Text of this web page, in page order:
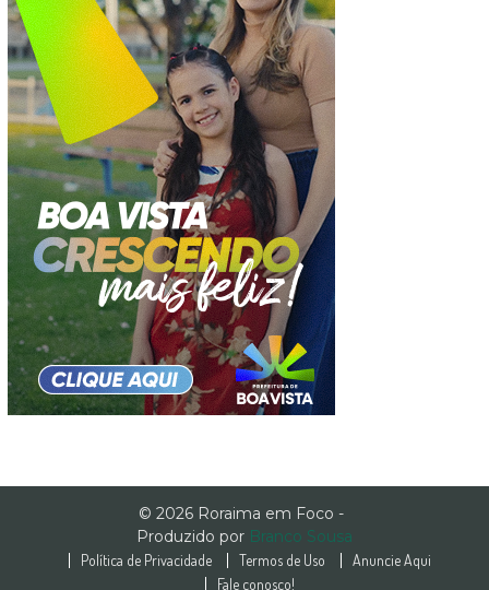
© 2026 Roraima em Foco -
Produzido por Branco Sousa
Política de Privacidade Termos de Uso
Anuncie Aqui
Fale conosco!